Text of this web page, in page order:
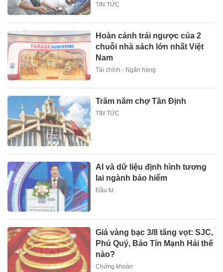
TIN TỨC
Hoàn cảnh trái ngược của 2
chuỗi nhà sách lớn nhất Việt
Nam
Tài chính - Ngân hàng
Trăm năm chợ Tân Định
TIN TỨC
AI và dữ liệu định hình tương
lai ngành bảo hiểm
Đầu tư
Giá vàng bạc 3/8 tăng vọt: SJC,
Phú Quý, Bảo Tín Mạnh Hải thế
nào?
Chứng khoán